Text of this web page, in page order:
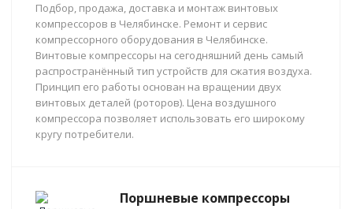
Подбор, продажа, доставка и монтаж винтовых
компрессоров в Челябинске. Ремонт и сервис
компрессорного оборудования в Челябинске.
Винтовые компрессоры на сегодняшний день самый
распространённый тип устройств для сжатия воздуха.
Принцип его работы основан на вращении двух
винтовых деталей (роторов). Цена воздушного
компрессора позволяет использовать его широкому
кругу потребители.
Поршневые компрессоры